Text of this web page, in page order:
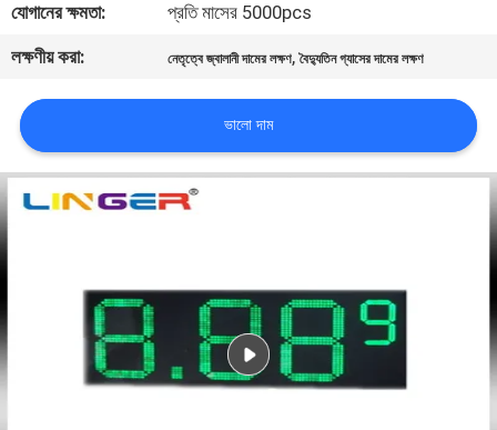
খবর
উদ্ধৃতির
জন্য
আবেদন
সাইট
PRIVACY
যোগানের ক্ষমতা:
প্রতি মাসের 5000pcs
লক্ষণীয় করা:
নেতৃত্বে জ্বালানী দামের লক্ষণ,বৈদ্যুতিন গ্যাসের দামের লক্ষণ
ভালো দাম